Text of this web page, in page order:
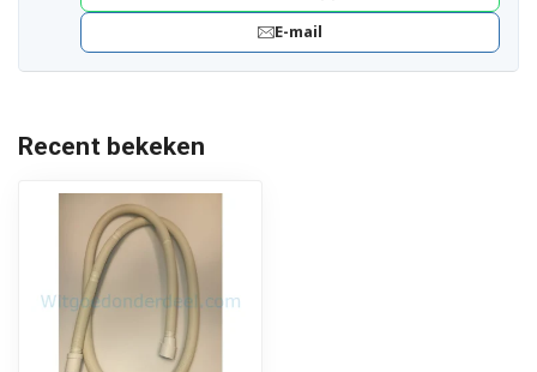
D5520FW 7606287742
D5543FW 7612282942
D5543FW 7612283442
D5543FW 7612284242
E-mail
Recent bekeken